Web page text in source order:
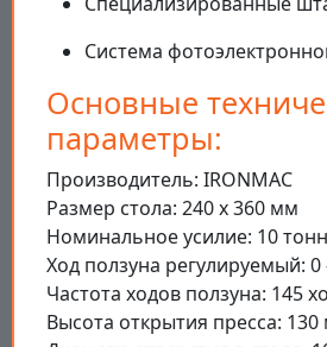
Система
Основные
параметры:
Производитель: IRONMAC
Размер стола: 240 x 360 мм
Номинальное усилие: 10 тонн
Ход ползуна регулируемый:
Частота ходов ползуна: 145
Высота открытия пресса: